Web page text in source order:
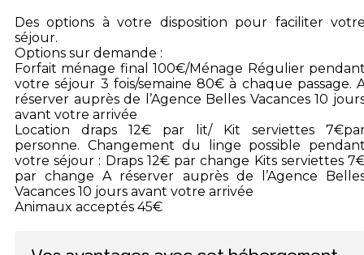
Des options à votre disposition pour faciliter
séjour.
Options sur demande :
Forfait ménage final 100€/Ménage Régulier
votre séjour 3 fois/semaine 80€ à chaque passage.
réserver auprès de l’Agence Belles Vacances 10
avant votre arrivée
Location draps 12€ par lit/ Kit serviettes
personne. Changement du linge possible
votre séjour : Draps 12€ par change Kits serviettes
par change A réserver auprès de l’Agence
Vacances 10 jours avant votre arrivée
Animaux acceptés 45€